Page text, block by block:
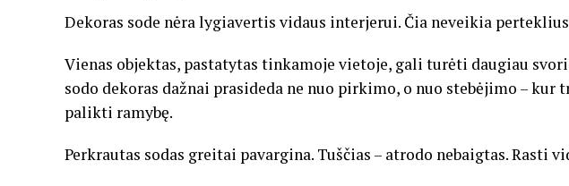
Dekoras sode nėra lygiavertis vidaus interjerui. Čia neveikia
Vienas objektas, pastatytas tinkamoje vietoje, gali turėti daugiau
sodo dekoras dažnai prasideda ne nuo pirkimo, o nuo stebėjimo – kur
palikti ramybę.
Perkrautas sodas greitai pavargina. Tuščias – atrodo nebaigtas. Rasti